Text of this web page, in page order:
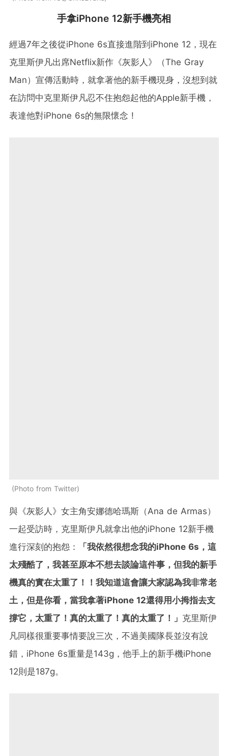
手拿iPhone 12新手機亮相
經過7年之後從iPhone 6s直接進階到iPhone 12，現在
克里斯伊凡出席Netflix新作《灰影人》（The Gray
Man）宣傳活動時，就拿著他的新手機現身，沒想到就
在訪問中克里斯伊凡忍不住抱怨起他的Apple新手機，
表達他對iPhone 6s的無限懷念 !
Photo from Twitter
與《灰影人》女主角安娜德哈瑪斯（Ana de Armas）
一起受訪時，克里斯伊凡就拿出他的iPhone 12新手機
進行深刻的抱怨：
「我依然很想念我的iPhone 6s，這
太殘酷了，我甚至原本不想去談論這件事，但我的新手
機真的實在太重了！！我知道這會讓大家認為我非常老
土，但是你看，當我拿著iPhone 12還得用小拇指去支
撐它，太重了！真的太重了！真的太重了！」 克里斯伊
凡同樣很重要事情要說三次，不過美國隊長並沒有說
錯，iPhone 6s重量是143g，他手上的新手機iPhone
12則是187g。